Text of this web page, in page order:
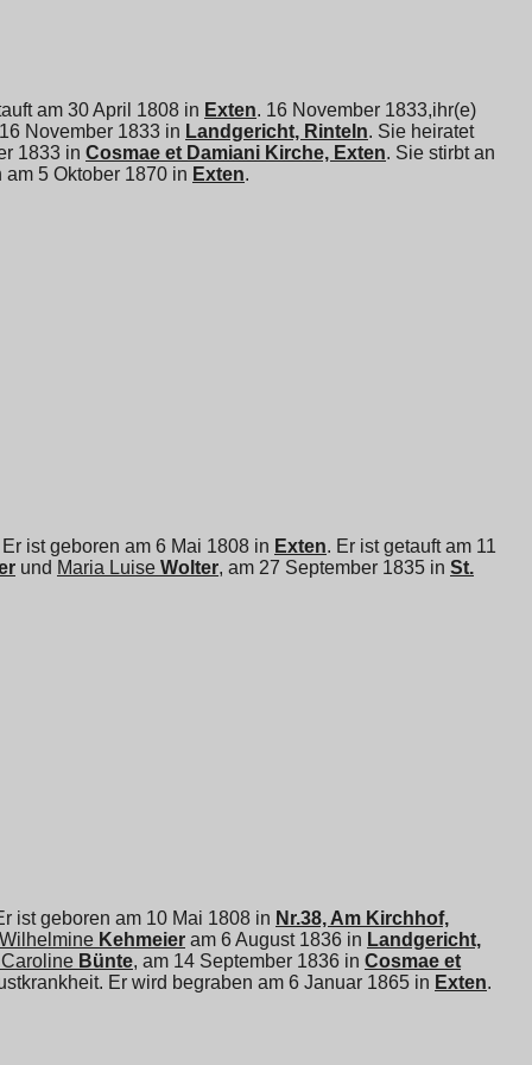
am 30 April 1808 in Exten. 16 November 1833,ihr(e)
November 1833 in Landgericht, Rinteln. Sie heiratet
1833 in Cosmae et Damiani Kirche, Exten. Sie stirbt an
5 Oktober 1870 in Exten.
ist geboren am 6 Mai 1808 in Exten. Er ist getauft am 11
und Maria Luise Wolter, am 27 September 1835 in St.
ist geboren am 10 Mai 1808 in Nr.38, Am Kirchhof,
Kehmeier am 6 August 1836 in Landgericht,
Bünte, am 14 September 1836 in Cosmae et
Er wird begraben am 6 Januar 1865 in Exten.